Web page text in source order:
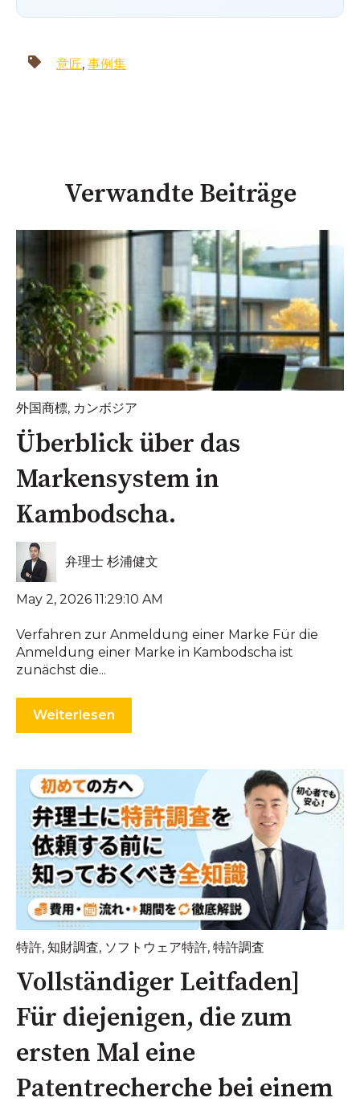
意匠, 事例集
Verwandte Beiträge
外国商標, カンボジア
Überblick über das
Markensystem in
Kambodscha.
弁理士 杉浦健文
May 2, 2026 11:29:10 AM
Verfahren zur Anmeldung einer Marke Für die
Anmeldung einer Marke in Kambodscha ist
zunächst die...
Weiterlesen
特許, 知財調査, ソフトウェア特許, 特許調査
Vollständiger Leitfaden]
Für diejenigen, die zum
ersten Mal eine
Patentrecherche bei einem